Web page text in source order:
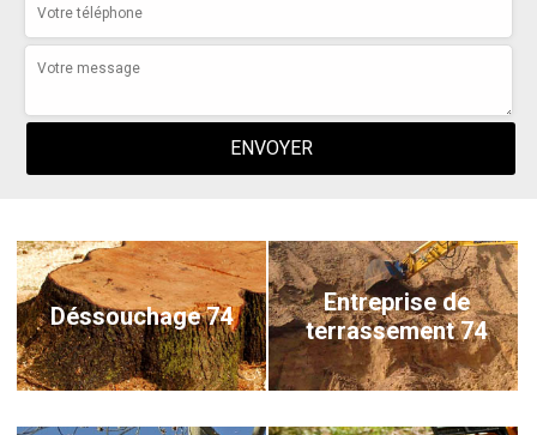
Déssouchage 74
Entreprise de
terrassement 74